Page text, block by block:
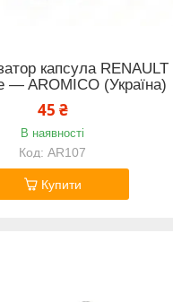
капсула RENAULT
— AROMICO (Україна)
45 ₴
В наявності
AR107
Купити